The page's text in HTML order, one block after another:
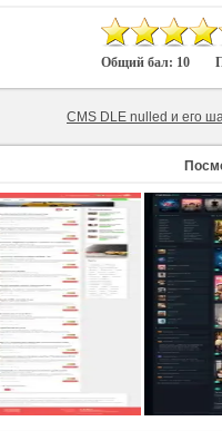
Общий бал: 10
CMS DLE nulled и его